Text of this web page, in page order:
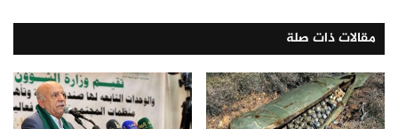
مقالات ذات صلة